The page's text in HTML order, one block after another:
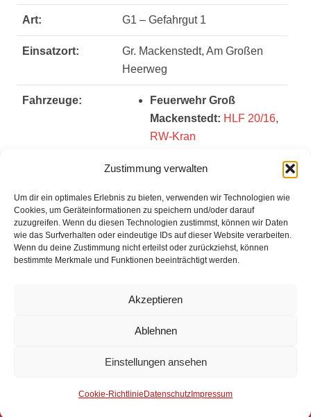
Zustimmung verwalten
Um dir ein optimales Erlebnis zu bieten, verwenden wir Technologien wie
Cookies, um Geräteinformationen zu speichern und/oder darauf
zuzugreifen. Wenn du diesen Technologien zustimmst, können wir Daten
wie das Surfverhalten oder eindeutige IDs auf dieser Website verarbeiten.
Wenn du deine Zustimmung nicht erteilst oder zurückziehst, können
bestimmte Merkmale und Funktionen beeinträchtigt werden.
Akzeptieren
Ablehnen
Einstellungen ansehen
Cookie-Richtlinie Datenschutz Impressum
Art: G1 – Gefahrgut 1
Einsatzort:
Gr. Mackenstedt, Am Großen
Heerweg
Fahrzeuge:
Feuerwehr Groß
Mackenstedt: HLF 20/16,
RW-Kran
Einsatzbericht:
Es liegt kein Einsatzbericht vor.
Datenschutz
Anmelden